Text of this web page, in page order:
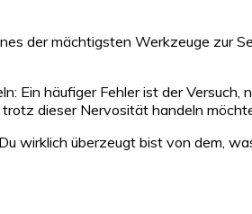
der mächtigsten Werkzeuge zur
Ein häufiger Fehler ist der
dieser Nervosität handeln
wirklich überzeugt bist von dem,